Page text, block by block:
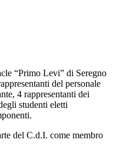
“Primo Levi” di Seregno
del personale
4 rappresentanti dei
studenti eletti
del C.d.I. come membro